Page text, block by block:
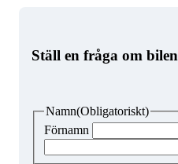
Ställ en fråga om bilen
Namn(Obligatoriskt)
Förnamn